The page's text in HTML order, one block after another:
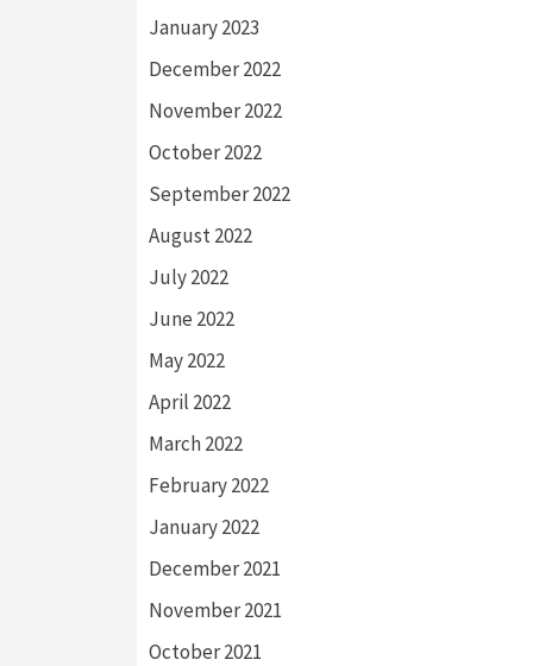
January 2023
December 2022
November 2022
October 2022
September 2022
August 2022
July 2022
June 2022
May 2022
April 2022
March 2022
February 2022
January 2022
December 2021
November 2021
October 2021